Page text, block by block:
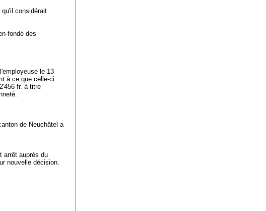
considérait
fondé des
le 13
à ce que celle-ci
fr. à titre
de Neuchâtel a
arrêt auprès du
nouvelle décision.